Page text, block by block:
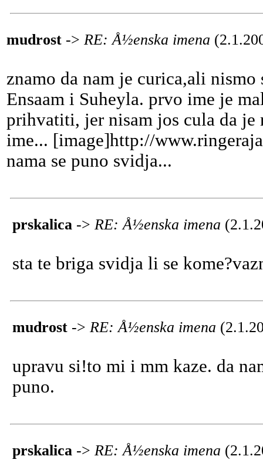
mudrost -> RE: Å½enska imena
znamo da nam je curica,ali
Ensaam i Suheyla. prvo ime je
prihvatiti, jer nisam jos cula da je
ime... [image]http://
nama se puno svidja...
prskalica -> RE: Å½enska imena
sta te briga svidja li se
mudrost -> RE: Å½enska imena
upravu si!to mi i mm kaze. da
puno.
prskalica -> RE: Å½enska imena